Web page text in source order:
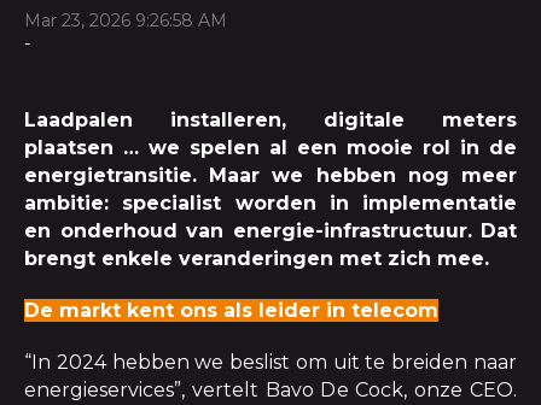
Mar 23, 2026 9:26:58 AM
-
Laadpalen installeren, digitale meters
plaatsen … we spelen al een mooie rol in de
energietransitie. Maar we hebben nog meer
ambitie: specialist worden in implementatie
en onderhoud van energie-infrastructuur. Dat
brengt enkele veranderingen met zich mee.
De markt kent ons als leider in telecom
“In 2024 hebben we beslist om uit te breiden naar
energieservices”, vertelt Bavo De Cock, onze CEO.